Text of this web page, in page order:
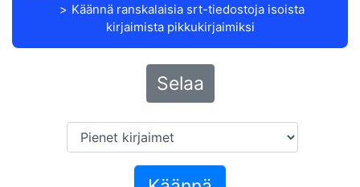
Käännä ranskalaisia srt-tiedostoja isoista
kirjaimista pikkukirjaimiksi
Selaa